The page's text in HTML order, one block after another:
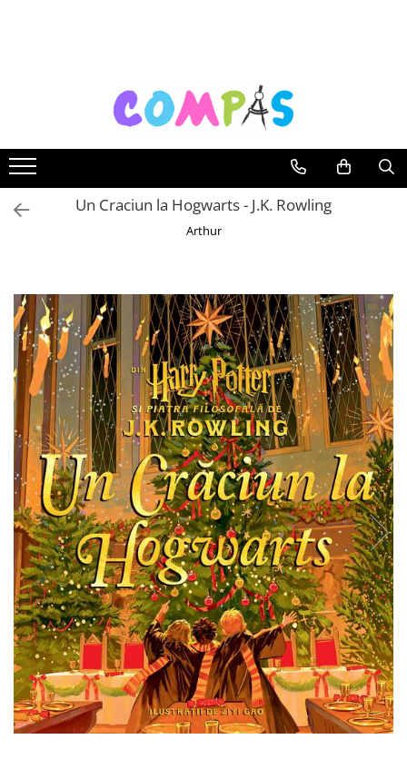
Noutăți Librăria Compas
Souvenir România
Rechizite școlare
Instrumente de scris
Pixuri
Markere și textmarkere
Creioane grafice
Creioane mecanice
Creioane colorate
Creioane cerate
Carioci
Radiere
Ascutițori
Corectoare și lipici
Mine și rezerve
Cretă școlară și creativă
Accesorii școlare
Coperți caiete si cărți
Etichete școlare
Carnete pentru elevi
Lupe și articole educative
Foarfece școlare
Globuri pământești
Cutii sandwich și caserole
Un Craciun la Hogwarts - J.K. Rowling
Arthur